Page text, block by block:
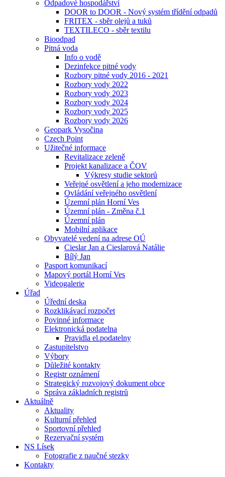
Odpadové hospodářství
DOOR to DOOR - Nový systém třídění odpadů
FRITEX - sběr olejů a tuků
TEXTILECO - sběr textilu
Bioodpad
Pitná voda
Info o vodě
Dezinfekce pitné vody
Rozbory pitné vody 2016 - 2021
Rozbory vody 2022
Rozbory vody 2023
Rozbory vody 2024
Rozbory vody 2025
Rozbory vody 2026
Geopark Vysočina
Czech Point
Užitečné informace
Revitalizace zeleně
Projekt kanalizace a ČOV
Výkresy studie sektorů
Veřejné osvětlení a jeho modernizace
Ovládání veřejného osvětlení
Územní plán Horní Ves
Územní plán - Změna č.1
Územní plán
Mobilní aplikace
Obyvatelé vedení na adrese OÚ
Cieslar Jan a Cieslarová Natálie
Bílý Jan
Pasport komunikací
Mapový portál Horní Ves
Videogalerie
Úřad
Úřední deska
Rozklikávací rozpočet
Povinné informace
Elektronická podatelna
Pravidla el.podatelny
Zastupitelstvo
Výbory
Důležité kontakty
Registr oznámení
Strategický rozvojový dokument obce
Správa základních registrů
Aktuálně
Aktuality
Kulturní přehled
Sportovní přehled
Rezervační systém
NS Lísek
Fotografie z naučné stezky
Kontakty